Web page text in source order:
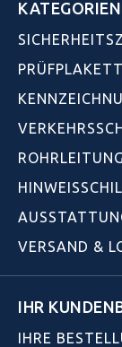
KATEGORIEN
VERSAND &
IHR
IHRE